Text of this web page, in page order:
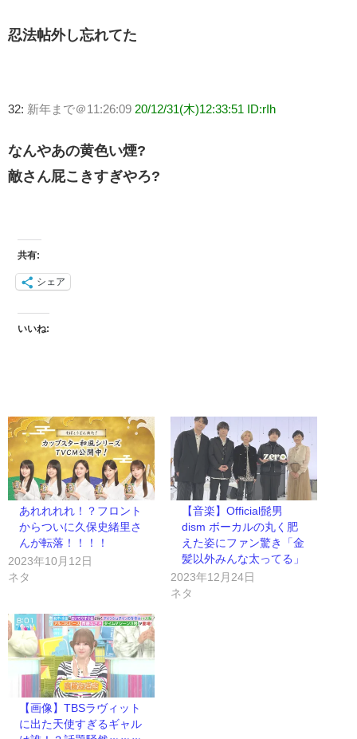
忍法帖外し忘れてた
32: 新年まで＠11:26:09 20/12/31(木)12:33:51 ID:rIh
なんやあの黄色い煙?
敵さん屁こきすぎやろ?
共有:
シェア
いいね:
あれれれれ！？フロント
からついに久保史緒里さ
んが転落！！！！
2023年10月12日
ネタ
【音楽】Official髭男
dism ボーカルの丸く肥
えた姿にファン驚き「金
髪以外みんな太ってる」
2023年12月24日
ネタ
【画像】TBSラヴィット
に出た天使すぎるギャル